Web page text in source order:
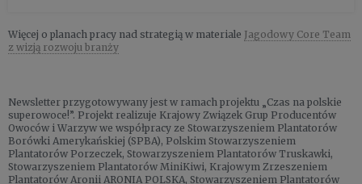
Więcej o planach pracy nad strategią w materiale Jagodowy Core Team
z wizją rozwoju branży
Newsletter przygotowywany jest w ramach projektu „Czas na polskie
superowoce!”. Projekt realizuje Krajowy Związek Grup Producentów
Owoców i Warzyw we współpracy ze Stowarzyszeniem Plantatorów
Borówki Amerykańskiej (SPBA), Polskim Stowarzyszeniem
Plantatorów Porzeczek, Stowarzyszeniem Plantatorów Truskawki,
Stowarzyszeniem Plantatorów MiniKiwi, Krajowym Zrzeszeniem
Plantatorów Aronii ARONIA POLSKA, Stowarzyszeniem Plantatorów